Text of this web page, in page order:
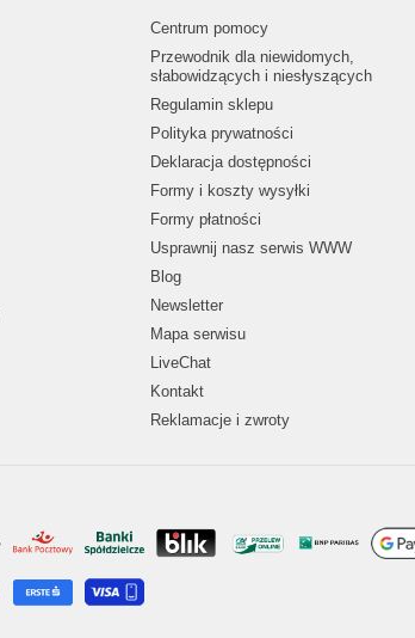
Centrum pomocy
Przewodnik dla niewidomych,
słabowidzących i niesłyszących
Regulamin sklepu
Polityka prywatności
Deklaracja dostępności
Formy i koszty wysyłki
Formy płatności
Usprawnij nasz serwis WWW
Blog
Newsletter
Mapa serwisu
LiveChat
Kontakt
Reklamacje i zwroty